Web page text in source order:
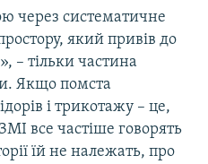
через систематичне
який привів до
– тільки частина
Якщо помста
і трикотажу – це,
все частіше говорять
їй не належать, про